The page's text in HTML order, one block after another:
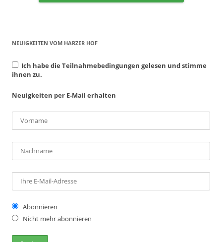
NEUIGKEITEN VOM HARZER HOF
Ich habe die Teilnahmebedingungen gelesen und stimme
ihnen zu.
Neuigkeiten per E-Mail erhalten
Abonnieren
Nicht mehr abonnieren